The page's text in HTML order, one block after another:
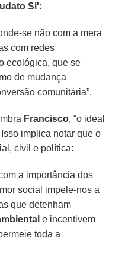
Si':
se não com a mera
com redes
ecológica, que se
de mudança
comunitária”.
Francisco, “o ideal
implica notar que o
civil e política:
a importância dos
social impele-nos a
que detenham
e incentivem
toda a